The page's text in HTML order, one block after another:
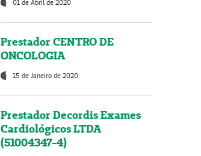
01 de Abril de 2020
Prestador CENTRO DE
ONCOLOGIA
15 de Janeiro de 2020
Prestador Decordis Exames
Cardiológicos LTDA
(51004347-4)